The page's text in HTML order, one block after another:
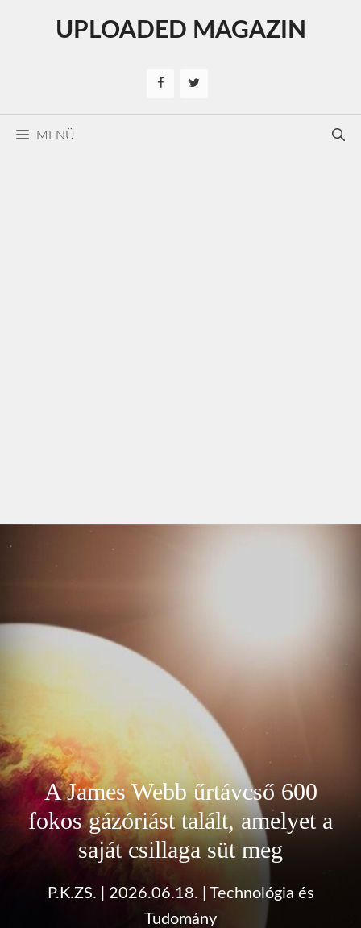
UPLOADED MAGAZIN
MENÜ
A James Webb űrtávcső 600
fokos gázóriást talált, amelyet a
saját csillaga süt meg
P.K.ZS. 2026.06.18.
Technológia és
Tudomány